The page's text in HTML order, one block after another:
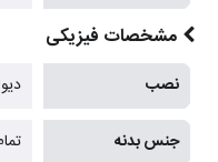
مشخصات فیزیکی
نصب
جنس بدنه